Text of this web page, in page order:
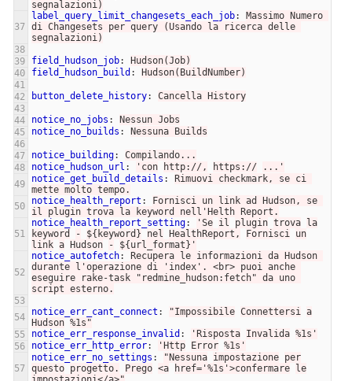
segnalazioni)
37
label_query_limit_changesets_each_job:
Massimo Numero
di Changesets per query (Usando la ricerca delle
segnalazioni)
38
39
field_hudson_job:
Hudson(Job)
40
field_hudson_build :
Hudson(BuildNumber)
41
42
button_delete_history:
Cancella History
43
44
notice_no_jobs :
Nessun Jobs
45
notice_no_builds :
Nessuna Builds
46
47
notice_building:
Compilando...
48
notice_hudson_url : ' con http://, https://
...'
49
notice_get_build_details :
Rimuovi checkmark, se ci
mette molto tempo.
50
notice_health_report :
Fornisci un link ad Hudson, se
il plugin trova la keyword nell'Helth Report.
51
notice_health_report_setting: ' Se il plugin trova
la
keyword
- ${keyword} nel HealthReport, Fornisci un
link a Hudson - ${url_format}'
52
notice_autofetch:
Recupera le informazioni da Hudson
durante l'operazione di 'index'. <br> puoi anche
eseguire rake-task "redmine_hudson:fetch" da uno
script esterno.
53
54
notice_err_cant_connect : "Impossibile Connettersi a
Hudson %1s"
55
notice_err_response_invalid : ' Risposta Invalida %1s'
56
notice_err_http_error: ' Http Error %1s'
57
notice_err_no_settings : " Nessuna impostazione per
questo progetto. Prego <a href='%1s'>confermare
le